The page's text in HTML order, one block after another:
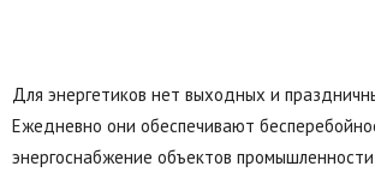
Для энергетиков нет выходных и
Ежедневно они обеспечивают
энергоснабжение объектов промышленности,